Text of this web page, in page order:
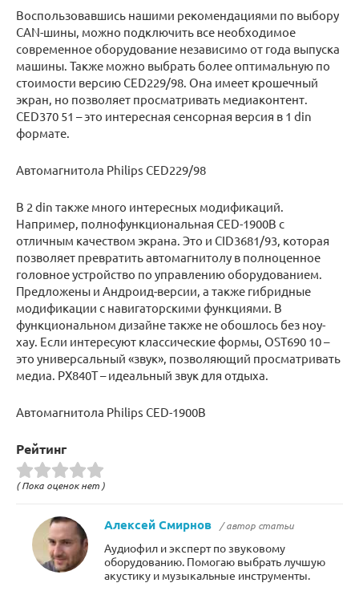
Воспользовавшись нашими рекомендациями по выбору
CAN-шины, можно подключить все необходимое
современное оборудование независимо от года выпуска
машины. Также можно выбрать более оптимальную по
стоимости версию CED229/98. Она имеет крошечный
экран, но позволяет просматривать медиаконтент.
CED370 51 – это интересная сенсорная версия в 1 din
формате.
Автомагнитола Philips CED229/98
В 2 din также много интересных модификаций.
Например, полнофункциональная CED-1900B с
отличным качеством экрана. Это и CID3681/93, которая
позволяет превратить автомагнитолу в полноценное
головное устройство по управлению оборудованием.
Предложены и Андроид-версии, а также гибридные
модификации с навигаторскими функциями. В
функциональном дизайне также не обошлось без ноу-
хау. Если интересуют классические формы, OST690 10 –
это универсальный «звук», позволяющий просматривать
медиа. PX840T – идеальный звук для отдыха.
Автомагнитола Philips CED-1900B
Рейтинг
( Пока оценок нет )
Алексей Смирнов / автор статьи
Аудиофил и эксперт по звуковому
оборудованию. Помогаю выбрать лучшую
акустику и музыкальные инструменты.